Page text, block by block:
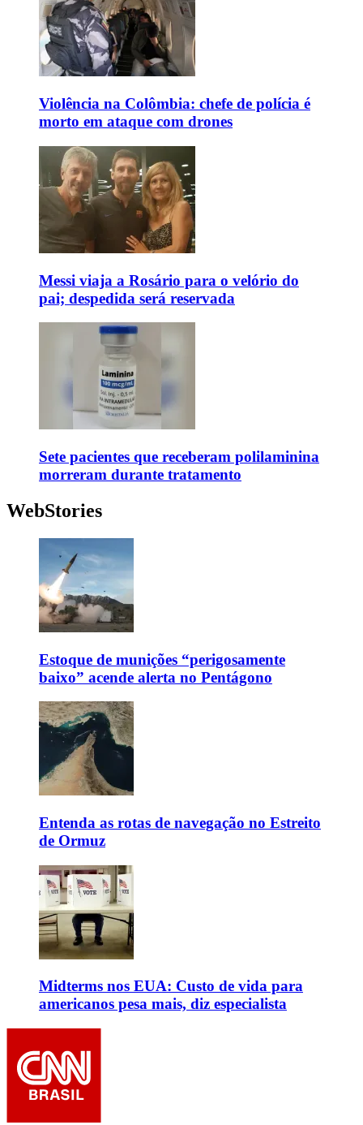
Violência na Colômbia: chefe de polícia é
morto em ataque com drones
Messi viaja a Rosário para o velório do
pai; despedida será reservada
Sete pacientes que receberam polilaminina
morreram durante tratamento
WebStories
Estoque de munições “perigosamente
baixo” acende alerta no Pentágono
Entenda as rotas de navegação no Estreito
de Ormuz
Midterms nos EUA: Custo de vida para
americanos pesa mais, diz especialista